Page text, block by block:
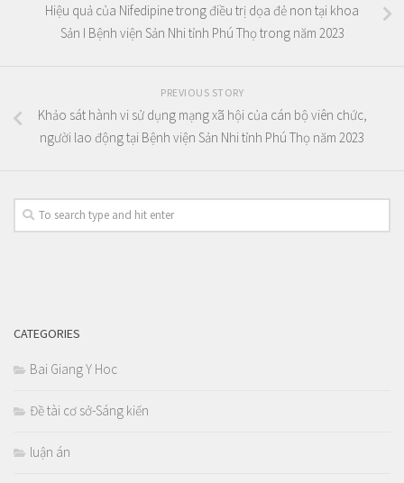
Hiệu quả của Nifedipine trong điều trị dọa đẻ non tại khoa
Sản I Bệnh viện Sản Nhi tỉnh Phú Thọ trong năm 2023
PREVIOUS STORY
Khảo sát hành vi sử dụng mạng xã hội của cán bộ viên chức,
người lao động tại Bệnh viện Sản Nhi tỉnh Phú Thọ năm 2023
CATEGORIES
Bai Giang Y Hoc
Đề tài cơ sở-Sáng kiến
luận án